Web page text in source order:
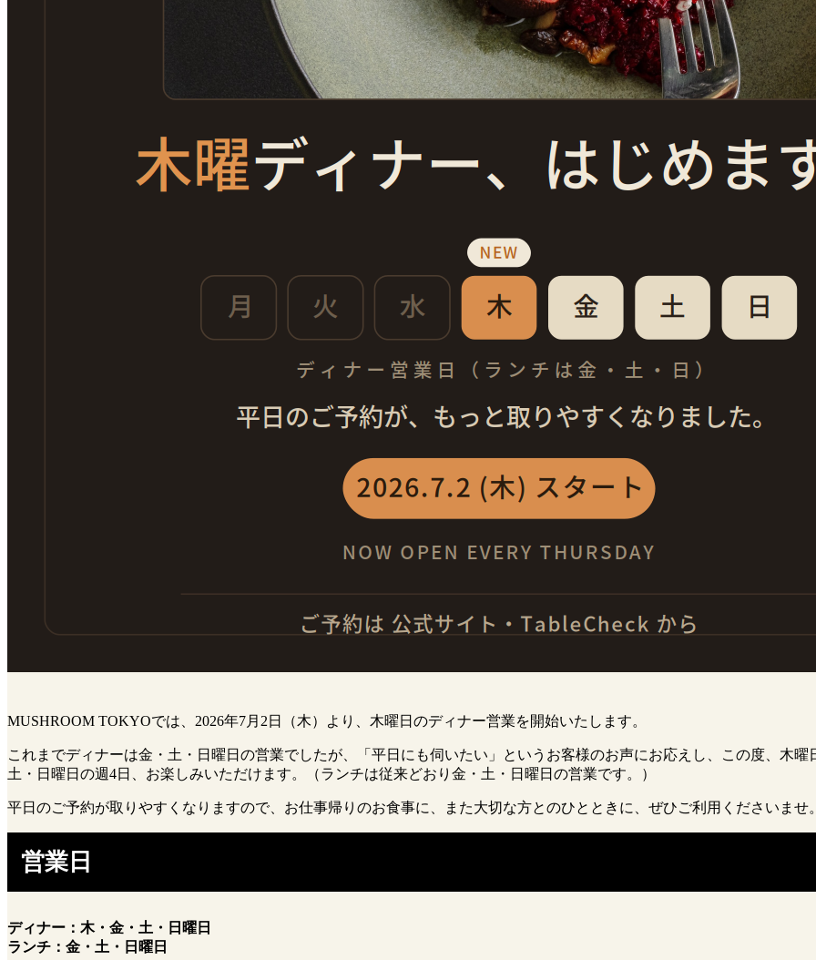
MUSHROOM TOKYOでは、2026年7月2日（木）より、木曜日のディナー営業を開始いたします。
これまでディナーは金・土・日曜日の営業でしたが、「平日にも伺いたい」というお客様のお声にお応えし、この度、木
土・日曜日の週4日、お楽しみいただけます。（ランチは従来どおり金・土・日曜日の営業です。）
平日のご予約が取りやすくなりますので、お仕事帰りのお食事に、また大切な方とのひとときに、ぜひご利用くださいませ。
営業日
ディナー：木・金・土・日曜日
ランチ：金・土・日曜日